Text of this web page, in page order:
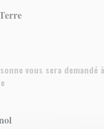
vous sera demandé